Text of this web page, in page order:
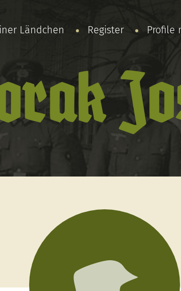
Ländchen Register Profile